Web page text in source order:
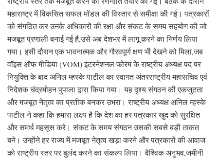
महाराष्ट्र में विकसित सफल मॉडल की विस्तार से समीक्षा की गई। पत्रकारों
को संगठित कर उनके अधिकारों की रक्षा और संकट के समय सहयोग की जो
मजबूत प्रणाली बनाई गई है,उसे अब देशभर में लागू करने का निर्णय लिया
गया। इसी दौरान एक भावनात्मक और गौरवपूर्ण क्षण भी देखने को मिला,जब
वॉइस ऑफ मीडिया (VOM) इंटरनेशनल फोरम के राष्ट्रीय अध्यक्ष पद पर
नियुक्ति के बाद अनिल म्हस्के पाटील का स्वागत अंतरराष्ट्रीय महासचिव एवं
निदेशक चंद्रमोहन पुपाला द्वारा किया गया। यह दृश्य संगठन की एकजुटता
और मजबूत नेतृत्व का प्रतीक बनकर उभरा। राष्ट्रीय अध्यक्ष अनिल म्हस्के
पाटील ने कहा कि हमारा लक्ष्य है कि देश का हर पत्रकार खुद को सुरक्षित
और समर्थ महसूस करे। संकट के समय संगठन उसकी सबसे बड़ी ताकत
बने। उन्होंने हर राज्य में मजबूत नेतृत्व खड़ा करने और पत्रकारों की आवाज
को राष्ट्रीय स्तर पर बुलंद करने का संकल्प लिया। वैश्विक अनुभव,जमीनी